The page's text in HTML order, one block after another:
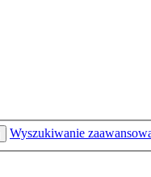
Wyszukiwanie